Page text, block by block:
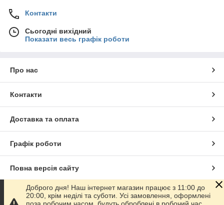
Контакти
Сьогодні вихідний
Показати весь графік роботи
Про нас
Контакти
Доставка та оплата
Графік роботи
Повна версія сайту
Сайт створено на маркетплейсіProm.ua
Доброго дня! Наш інтернет магазин працює з 11:00 до
20:00, крім неділі та суботи. Усі замовлення, оформлені